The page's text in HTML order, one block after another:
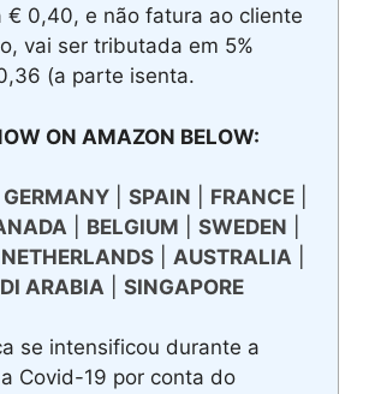
€ 0,40, e não fatura ao cliente
vai ser tributada em 5%
(a parte isenta.
ON AMAZON BELOW:
GERMANY| SPAIN FRANCE|
BELGIUM SWEDEN
NETHERLANDS| AUSTRALIA
ARABIA
SINGAPORE
se intensificou durante a
Covid-19 por conta do